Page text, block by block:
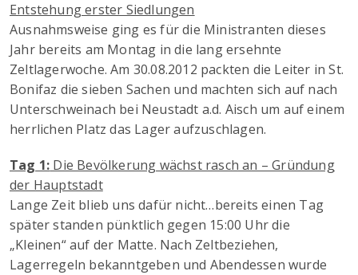
Entstehung erster Siedlungen
Ausnahmsweise ging es für die Ministranten dieses
Jahr bereits am Montag in die lang ersehnte
Zeltlagerwoche. Am 30.08.2012 packten die Leiter in St.
Bonifaz die sieben Sachen und machten sich auf nach
Unterschweinach bei Neustadt a.d. Aisch um auf einem
herrlichen Platz das Lager aufzuschlagen.
Tag 1: Die Bevölkerung wächst rasch an – Gründung
der Hauptstadt
Lange Zeit blieb uns dafür nicht…bereits einen Tag
später standen pünktlich gegen 15:00 Uhr die
„Kleinen“ auf der Matte. Nach Zeltbeziehen,
Lagerregeln bekanntgeben und Abendessen wurde